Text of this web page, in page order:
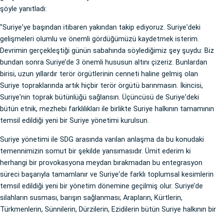
şöyle yanıtladı:
"Suriye'ye başından itibaren yakından takip ediyoruz. Suriye'deki
gelişmeleri olumlu ve önemli gördüğümüzü kaydetmek isterim.
Devrimin gerçekleştiği günün sabahında söylediğimiz şey şuydu: Biz
bundan sonra Suriye’de 3 önemli hususun altını çizeriz. Bunlardan
birisi, uzun yıllardır terör örgütlerinin cenneti haline gelmiş olan
Suriye topraklarında artık hiçbir terör örgütü barınmasın. İkincisi,
Suriye'nin toprak bütünlüğü sağlansın. Üçüncüsü de Suriye'deki
bütün etnik, mezhebi farklılıkları ile birlikte Suriye halkının tamamının
temsil edildiği yeni bir Suriye yönetimi kurulsun.
Suriye yönetimi ile SDG arasında varılan anlaşma da bu konudaki
temennimizin somut bir şekilde yansımasıdır. Ümit ederim ki
herhangi bir provokasyona meydan bırakmadan bu entegrasyon
süreci başarıyla tamamlanır ve Suriye'de farklı toplumsal kesimlerin
temsil edildiği yeni bir yönetim dönemine geçilmiş olur. Suriye’de
silahların susması, barışın sağlanması; Arapların, Kürtlerin,
Türkmenlerin, Sünnilerin, Dürzilerin, Ezidilerin bütün Suriye halkının bir